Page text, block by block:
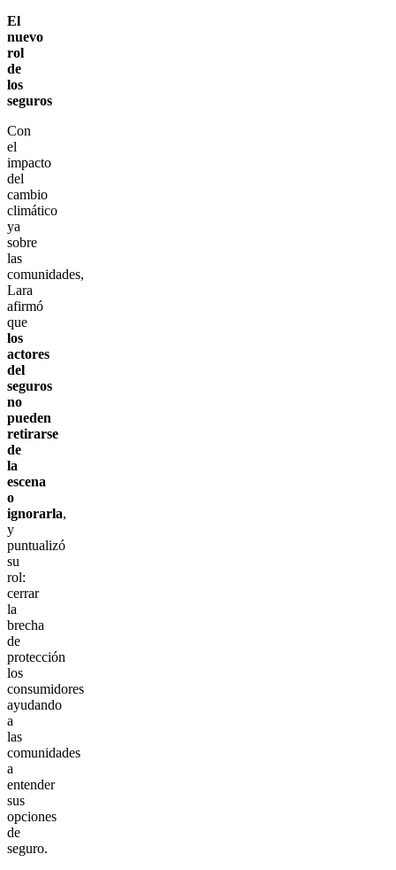
El
nuevo
rol
de
los
seguros
Con
el
impacto
del
cambio
climático
ya
sobre
las
comunidades,
Lara
afirmó
que
los
actores
del
seguros
no
pueden
retirarse
de
la
escena
o
ignorarla,
y
puntualizó
su
rol:
cerrar
la
brecha
de
protección
los
consumidores
ayudando
a
las
comunidades
a
entender
sus
opciones
de
seguro.